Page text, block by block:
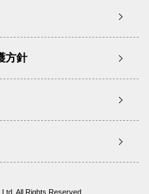
方針
All Rights Reserved.